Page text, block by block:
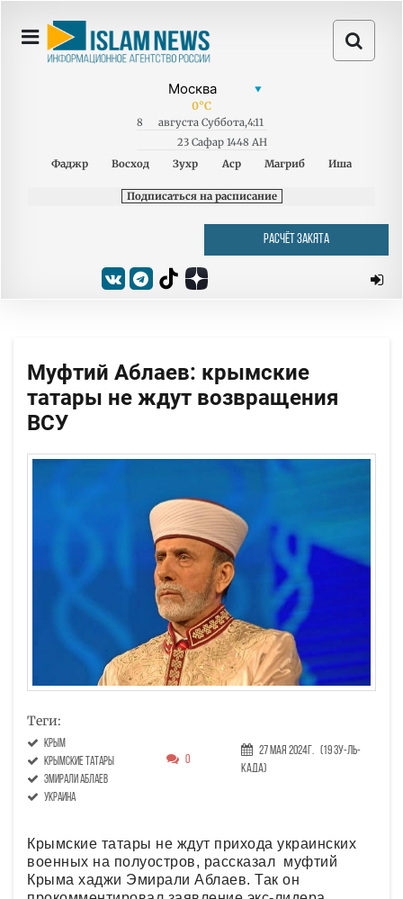
0°C
8 августа Суббота,4:11
23 Сафар 1448 AH
Фаджр
Восход Зухр Аср Магриб Иша
Подписаться на расписание
РАСЧЁТ ЗАКЯТА
Муфтий Аблаев: крымские
татары не ждут возвращения
ВСУ
Теги:
Крым
крымские татары
Эмирали Аблаев
украина
0
27 Мая 2024г. (19 Зу-ль-
када)
Крымские татары не ждут прихода украинских
военных на полуостров, рассказал муфтий
Крыма хаджи Эмирали Аблаев. Так он